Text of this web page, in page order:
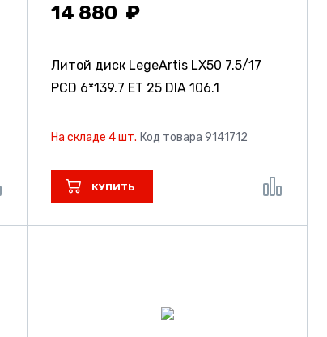
14 880
Литой диск LegeArtis LX50 7.5/17
PCD 6*139.7 ET 25 DIA 106.1
На складе 4 шт. Код товара 9141712
КУПИТЬ